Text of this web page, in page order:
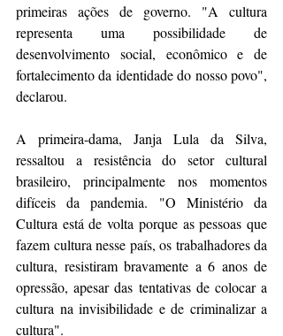
primeiras ações de governo. "A cultura
representa uma possibilidade de
desenvolvimento social, econômico e de
fortalecimento da identidade do nosso povo",
declarou.
A primeira-dama, Janja Lula da Silva,
ressaltou a resistência do setor cultural
brasileiro, principalmente nos momentos
difíceis da pandemia. "O Ministério da
Cultura está de volta porque as pessoas que
fazem cultura nesse país, os trabalhadores da
cultura, resistiram bravamente a 6 anos de
opressão, apesar das tentativas de colocar a
cultura na invisibilidade e de criminalizar a
cultura".